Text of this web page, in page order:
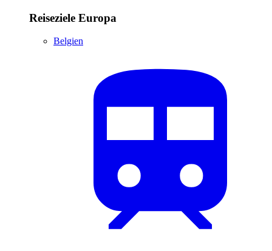
Reiseziele Europa
Belgien